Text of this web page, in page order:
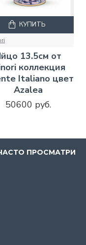
13.5см от
коллекция
Italiano цвет
Azalea
50600 руб.
КУПИТЬ